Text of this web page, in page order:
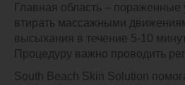
Главная область – пораженные
втирать массажными
высыхания в течение 5-10
Процедуру важно проводить
South Beach Skin Solution